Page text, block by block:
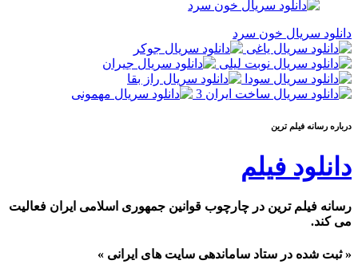
دانلود سریال خون سرد
درباره رسانه فيلم ترين
دانلود فیلم
رسانه فیلم ترین در چارچوب قوانین جمهوری اسلامی ایران فعالیت
می کند.
« ثبت شده در ستاد ساماندهی سایت های ایرانی »